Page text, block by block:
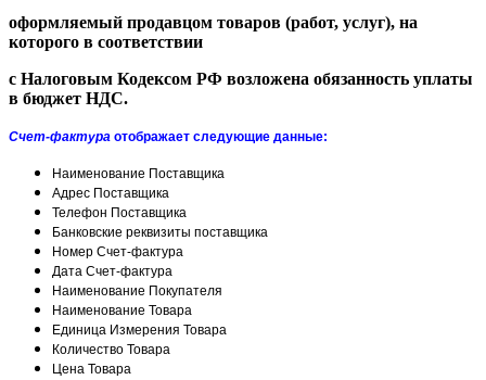
оформляемый продавцом товаров (работ, услуг), на
которого в соответствии
с Налоговым Кодексом РФ возложена обязанность уплаты
в бюджет НДС.
Счет-фактура отображает следующие данные:
Наименование Поставщика
Адрес Поставщика
Телефон Поставщика
Банковские реквизиты поставщика
Номер Счет-фактура
Дата Счет-фактура
Наименование Покупателя
Наименование Товара
Единица Измерения Товара
Количество Товара
Цена Товара